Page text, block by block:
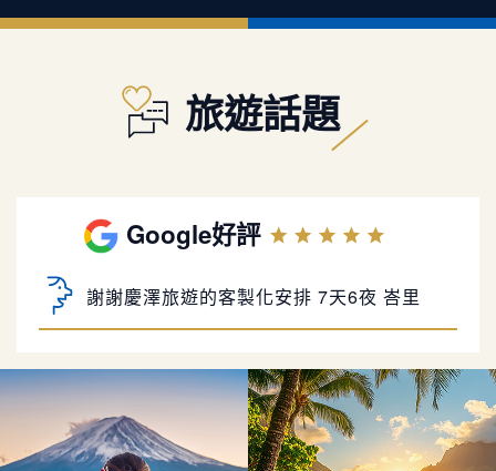
旅遊話題
Google好評
謝謝慶澤旅遊的客製化安排 7天6夜 峇里
真的好累喔！不過 真的蠻值得的
慶澤旅遊的行程安排真的好細心~